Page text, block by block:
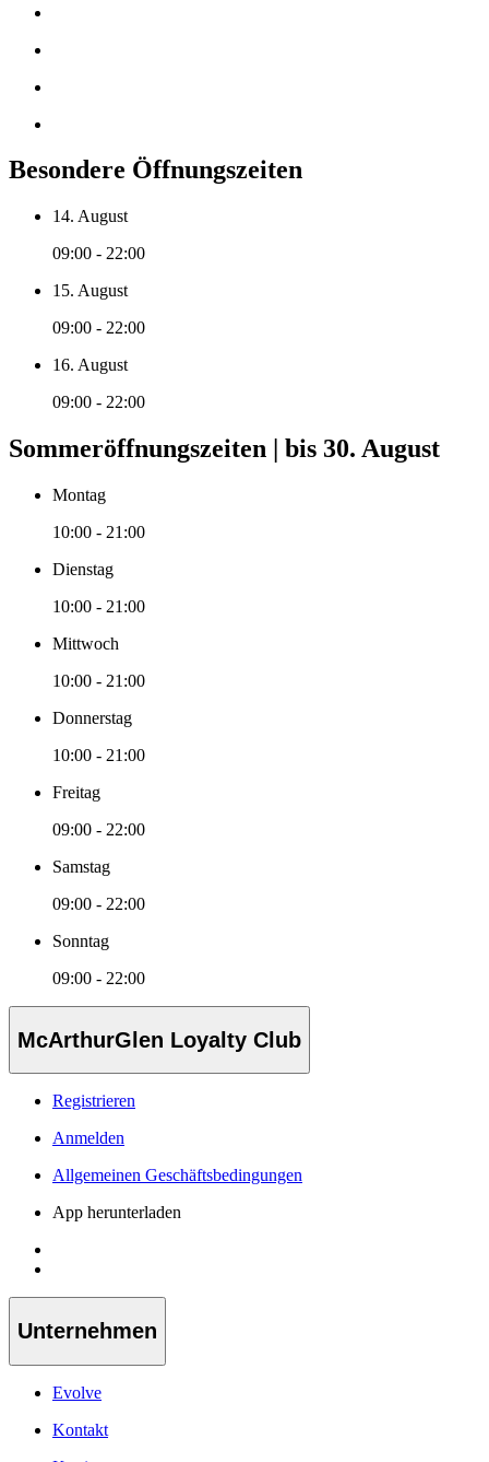
Besondere Öffnungszeiten
14. August
09:00 - 22:00
15. August
09:00 - 22:00
16. August
09:00 - 22:00
Sommeröffnungszeiten | bis 30. August
Montag
10:00 - 21:00
Dienstag
10:00 - 21:00
Mittwoch
10:00 - 21:00
Donnerstag
10:00 - 21:00
Freitag
09:00 - 22:00
Samstag
09:00 - 22:00
Sonntag
09:00 - 22:00
McArthurGlen Loyalty Club
Registrieren
Anmelden
Allgemeinen Geschäftsbedingungen
App herunterladen
Unternehmen
Evolve
Kontakt